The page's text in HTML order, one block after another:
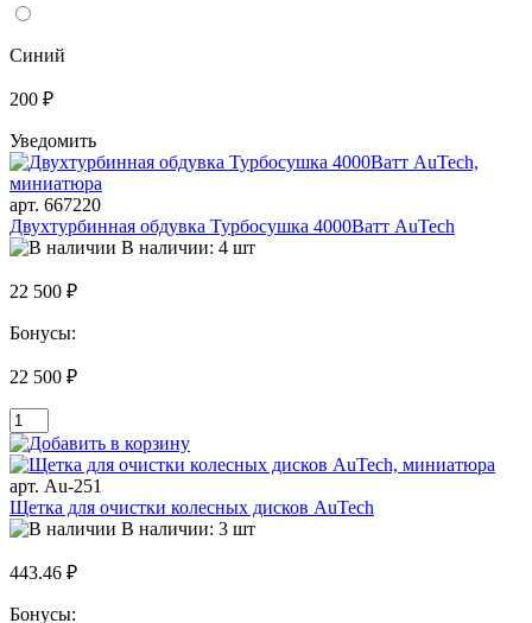
Синий
200 ₽
Уведомить
арт. 667220
Двухтурбинная обдувка Турбосушка 4000Ватт AuTech
В наличии: 4 шт
22 500 ₽
Бонусы:
22 500 ₽
арт. Au-251
Щетка для очистки колесных дисков AuTech
В наличии: 3 шт
443.46 ₽
Бонусы: